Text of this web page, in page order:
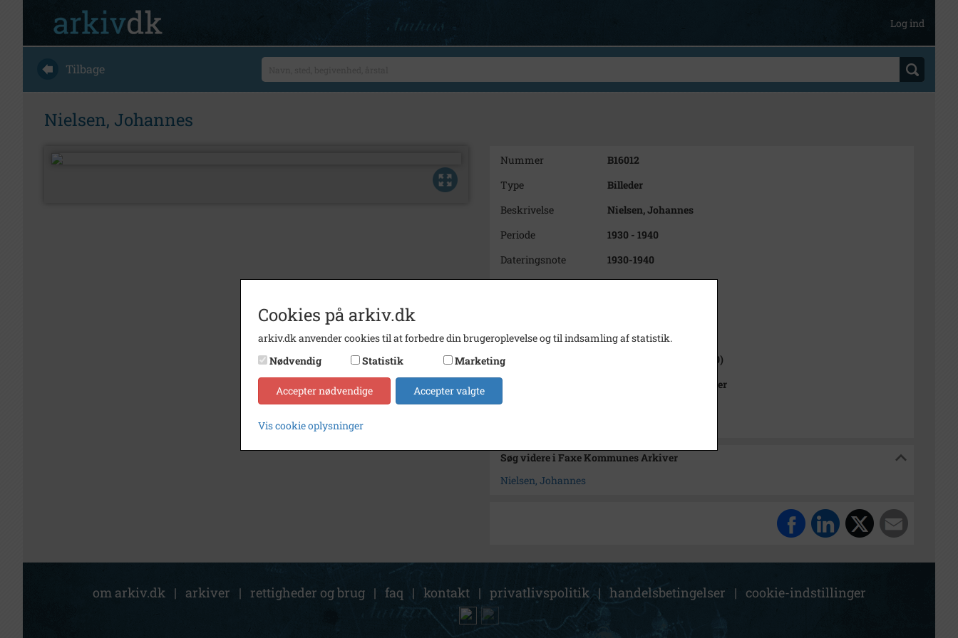
Log ind
Tilbage
Nielsen, Johannes
Nummer
B16012
Type
Billeder
Beskrivelse
Nielsen, Johannes
Periode
1930 - 1940
Dateringsnote
1930-1940
Fotograf
Ukendt
Type
Sogn (1000-2050)
Enhed
Haslev Sogn (1000-2050)
Arkiv
Faxe Kommunes Arkiver
Søg videre i Faxe Kommunes Arkiver
Nielsen, Johannes
om arkiv.dk | arkiver | rettigheder og brug | faq | kontakt | privatlivspolitik | handelsbetingelser | cookie-indstillinger
Cookies på arkiv.dk
arkiv.dk anvender cookies til at forbedre din brugeroplevelse og til indsamling af statistik.
Nødvendig
Statistik Marketing
Accepter nødvendige Accepter valgte
Vis cookie oplysninger